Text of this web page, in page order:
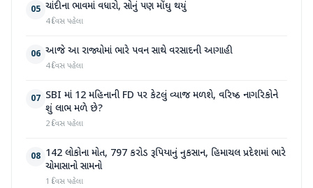
05 ચાંદીના ભાવમાં વધારો, સોનું પણ મોંઘુ થયું
4 દિવસ પહેલા
06 આજે આ રાજ્યોમાં ભારે પવન સાથે વરસાદની આગાહી
4 દિવસ પહેલા
07 SBI માં 12 મહિનાની FD પર કેટલું વ્યાજ મળશે, વરિષ્ઠ નાગરિકોને
શું લાભ મળે છે?
2 દિવસ પહેલા
08 142 લોકોના મોત, 797 કરોડ રૂપિયાનું નુકસાન, હિમાચલ પ્રદેશમાં ભારે
ચોમાસાનો સામનો
1 દિવસ પહેલા